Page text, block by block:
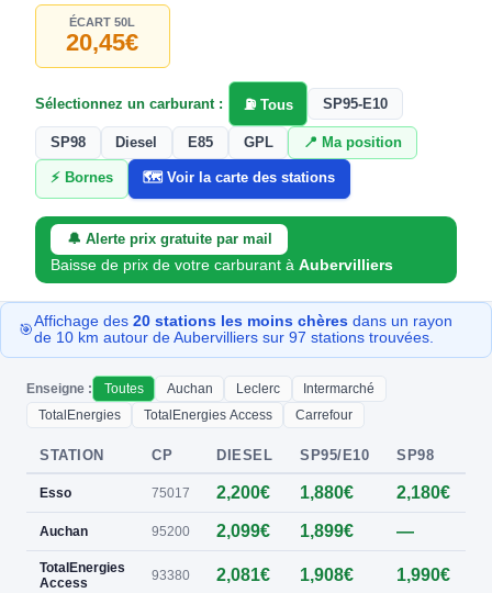
ÉCART 50L
20,45€
Sélectionnez un carburant : ⛽ Tous SP95-E10
SP98 Diesel E85 GPL 📍 Ma position
⚡ Bornes 🗺️ Voir la carte des stations
🔔 Alerte prix gratuite par mail
Baisse de prix de votre carburant àAubervilliers
🎯Affichage des 20 stations les moins chères dans un rayon
de 10 km autour de Aubervilliers sur 97 stations trouvées.
Enseigne : Toutes Auchan Leclerc
Intermarché
TotalEnergies
TotalEnergies Access Carrefour
STATION CP DIESEL SP95/E10 SP98
Esso 75017 2,200€ 1,880€ 2,180€
Auchan 95200 2,099€ 1,899€ —
TotalEnergies
Access
93380 2,081€ 1,908€ 1,990€